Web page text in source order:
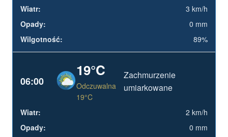
3 km/h
0 mm
89%
06:00
19°C
Odczuwalna
19°C
Zachmurzenie
umiarkowane
2 km/h
0 mm